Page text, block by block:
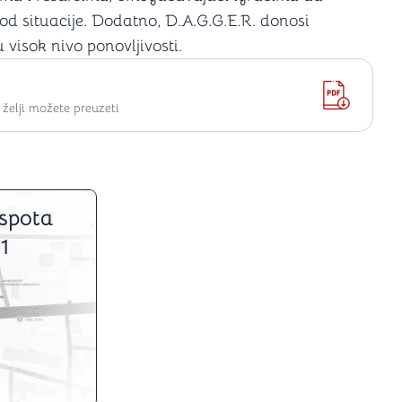
situacije. Dodatno, D.A.G.G.E.R. donosi
nivo ponovljivosti.
možete preuzeti